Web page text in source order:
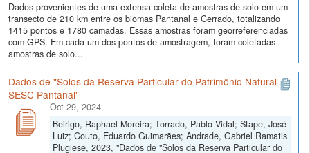
Dados provenientes de uma extensa coleta de amostras de solo em um
transecto de 210 km entre os biomas Pantanal e Cerrado, totalizando
1415 pontos e 1780 camadas. Essas amostras foram georreferenciadas
com GPS. Em cada um dos pontos de amostragem, foram coletadas
amostras de solo...
Dados de "Solos da Reserva Particular do Patrimônio Natural
SESC Pantanal"
Oct 29, 2024
Beirigo, Raphael Moreira; Torrado, Pablo Vidal; Stape, José
Luiz; Couto, Eduardo Guimarães; Andrade, Gabriel Ramatis
Plugiese, 2023, "Dados de "Solos da Reserva Particular do